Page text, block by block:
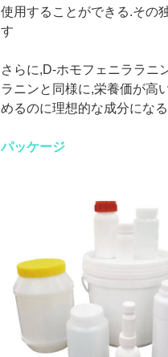
使用することができる.その
す
さらに,D-ホモフェニララニ
ラニンと同様に,栄養価が高
めるのに理想的な成分にな
パッケージ